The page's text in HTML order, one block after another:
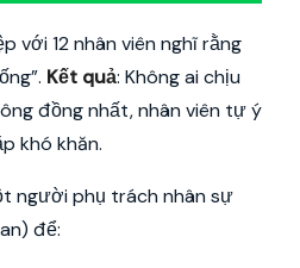
với 12 nhân viên nghĩ rằng
Kết quả: Không ai chịu
đồng nhất, nhân viên tự ý
khó khăn.
người phụ trách nhân sự
để: